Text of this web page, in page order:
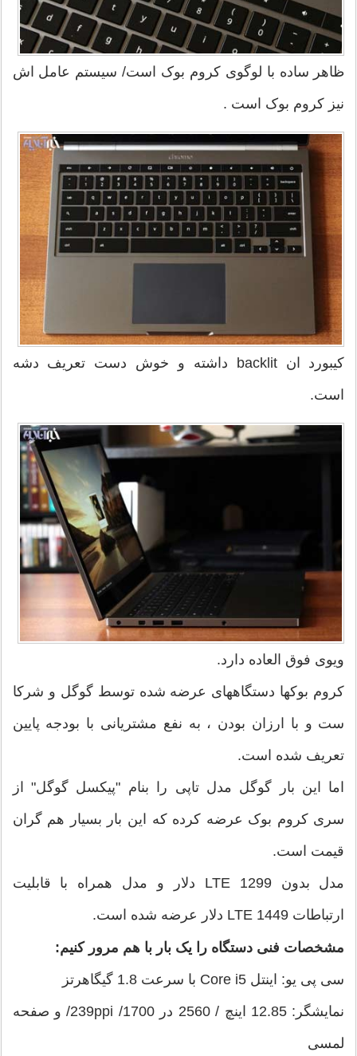
ظاهر ساده با لوگوی کروم بوک است/ سیستم عامل اش
نیز کروم بوک است .
کیبورد ان backlit داشته و خوش دست تعریف دشه
است.
ویوی فوق العاده دارد.
کروم بوکها دستگاههای عرضه شده توسط گوگل و شرکا
ست و با ارزان بودن ، به نفع مشتریانی با بودجه پایین
تعریف شده است.
اما این بار گوگل مدل تاپی را بنام "پیکسل گوگل" از
سری کروم بوک عرضه کرده که این بار بسیار هم گران
قیمت است.
مدل بدون LTE 1299 دلار و مدل همراه با قابلیت
ارتباطات LTE 1449 دلار عرضه شده است.
مشخصات فنی دستگاه را یک بار با هم مرور کنیم:
سی پی یو: اینتل Core i5 با سرعت 1.8 گیگاهرتز
نمایشگر: 12.85 اینچ / 2560 در 1700/ 239ppi/ و صفحه
لمسی